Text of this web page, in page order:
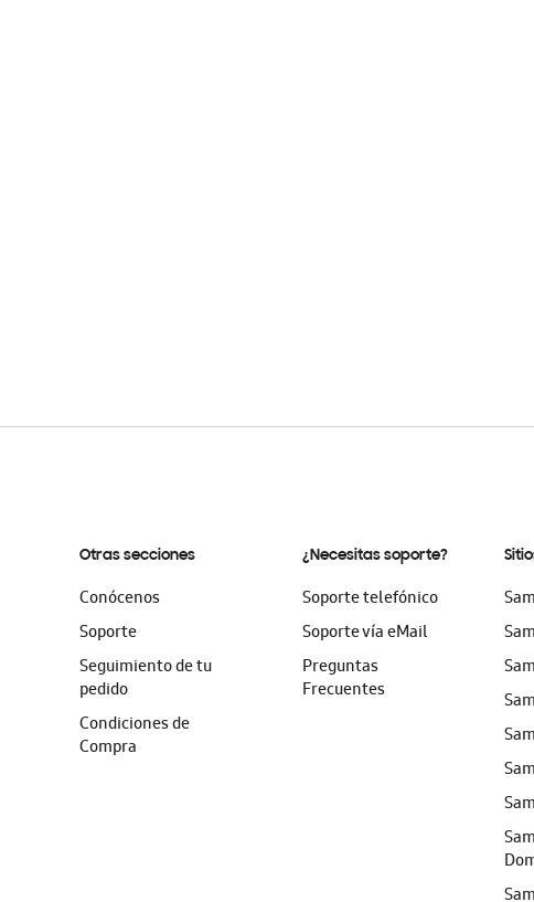
Otras secciones
Conócenos
Soporte
Seguimiento de tu
pedido
Condiciones de
Compra
¿Necesitas soporte?
Soporte telefónico
Soporte vía eMail
Preguntas
Frecuentes